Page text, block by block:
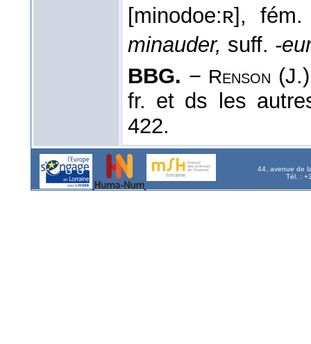
[minodoe:ʀ],
minauder, suff. -
BBG. − Renson
fr. et ds les
422.
44, avenue de
Tél. :